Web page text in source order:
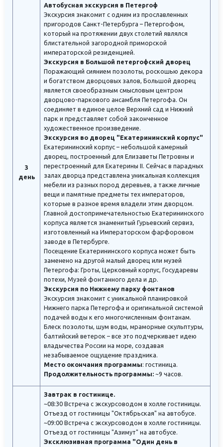
3
день
Автобусная экскурсия в Петергоф
Экскурсия знакомит с одним из прославленных
пригородов Санкт-Петербурга – Петергофом,
который на протяжении двух столетий являлся
блистательной загородной приморской
императорской резиденцией.
Экскурсия в Большой петергофский дворец
Поражающий сиянием позолоты, роскошью декора
и богатством дворцовых залов, Большой дворец
является своеобразным смысловым центром
дворцово-паркового ансамбля Петергофа. Он
соединяет в единое целое Верхний сад и Нижний
парк и представляет собой законченное
художественное произведение.
Экскурсия во дворец "Екатерининский корпус"
Екатерининский корпус – небольшой камерный
дворец, построенный для Елизаветы Петровны и
перестроенный для Екатерины II. Сейчас в парадных
залах дворца представлена уникальная коллекция
мебели из разных пород деревьев, а также личные
вещи и памятные предметы тех императоров,
которые в разное время владели этим дворцом.
Главной достопримечательностью Екатерининского
корпуса является знаменитый Гурьевский сервиз,
изготовленный на Императорском фарфоровом
заводе в Петербурге.
Посещение Екатерининского корпуса может быть
заменено на другой малый дворец или музей
Петергофа: Гроты, Церковный корпус, Государевы
потехи, Музей фонтанного дела и др.
Экскурсия по Нижнему парку фонтанов
Экскурсия знакомит с уникальной планировкой
Нижнего парка Петергофа и оригинальной системой
подачей воды к его многочисленным фонтанам.
Блеск позолоты, шум воды, мраморные скульптуры,
балтийский ветерок – все это подчеркивает идею
владычества России на море, создавая
незабываемое ощущение праздника.
Место окончания программы: гостиница.
Продолжительность программы: ~9 часов.
Завтрак в гостинице.
~08:30 Встреча с экскурсоводом в холле гостиницы.
Отъезд от гостиницы "Октябрьская" на автобусе.
~09:00 Встреча с экскурсоводом в холле гостиницы.
Отъезд от гостиницы "Азимут" на автобусе.
Эксклюзивная программа "Один день в